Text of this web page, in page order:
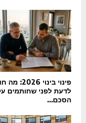
פינוי בינוי
לדעת לפני שחותמים
הסכם...